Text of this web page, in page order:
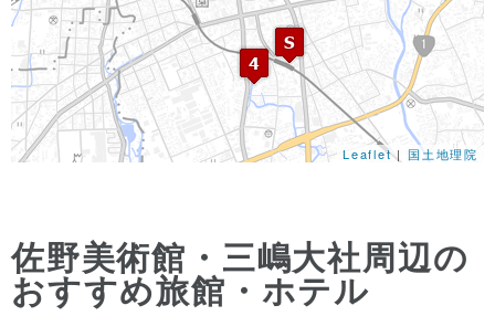
Leaflet| 国土地理院
佐野美術館・三嶋大社周辺の
おすすめ旅館・ホテル